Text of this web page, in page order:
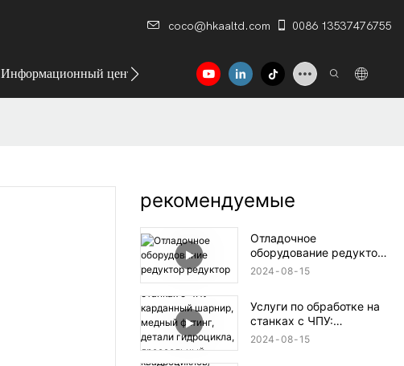
coco@hkaaltd.com 0086 13537476755
Информационный центр Контакт
рекомендуемые
Отладочное
оборудование редуктор
редуктор
2024 08 15
Услуги по обработке на
станках с ЧПУ:
карданный шарнир,
2024 08 15